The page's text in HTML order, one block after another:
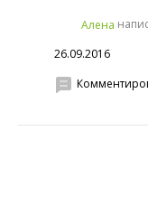
Алена
26.09.2016